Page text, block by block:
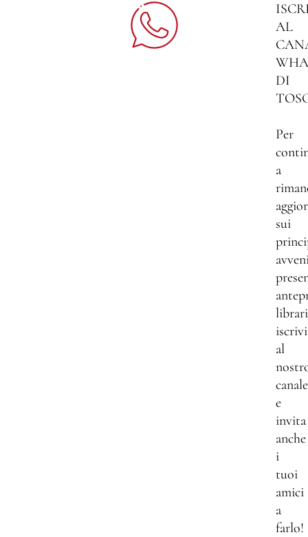
AL
DI
Per
a
sui
al
canale
e
invita
anche
i
tuoi
amici
a
farlo!